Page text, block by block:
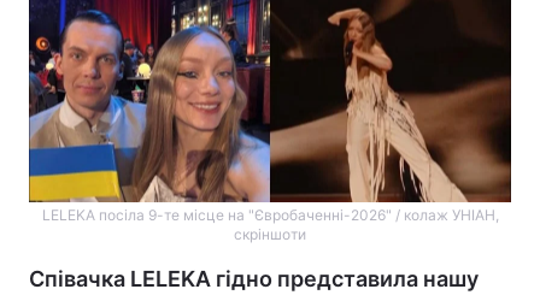
LELEKA посіла 9-те місце на "Євробаченні-2026" / колаж УНІАН,
скріншоти
Співачка LELEKA гідно представила нашу